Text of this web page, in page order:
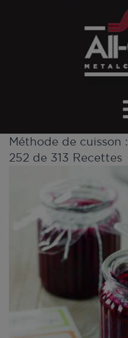
Méthode de cuisson :
252 de 313 Recettes